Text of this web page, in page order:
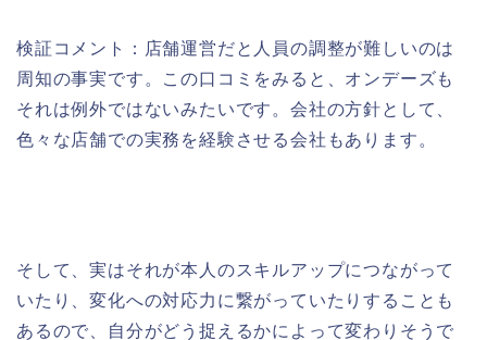
検証コメント：店舗運営だと人員の調整が難しいのは
周知の事実です。この口コミをみると、オンデーズも
それは例外ではないみたいです。会社の方針として、
色々な店舗での実務を経験させる会社もあります。
そして、実はそれが本人のスキルアップにつながって
いたり、変化への対応力に繋がっていたりすることも
あるので、自分がどう捉えるかによって変わりそうで